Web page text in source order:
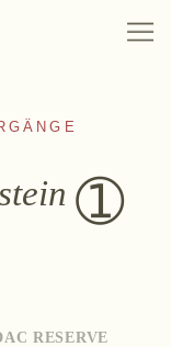
RESERVE